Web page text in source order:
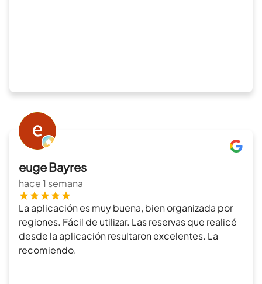
euge Bayres
hace 1 semana
La aplicación es muy buena, bien organizada por
regiones. Fácil de utilizar. Las reservas que realicé
desde la aplicación resultaron excelentes. La
recomiendo.